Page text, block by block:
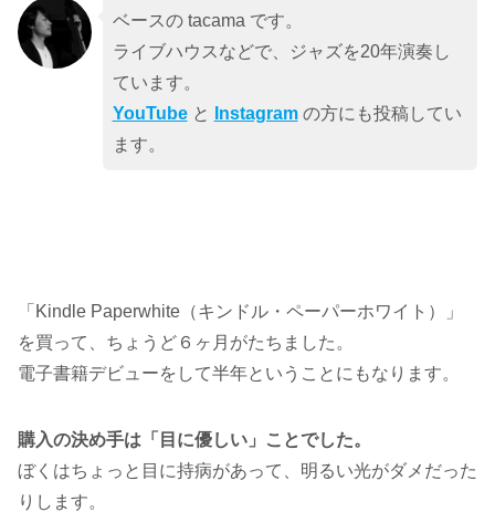
ベースの tacama です。
ライブハウスなどで、ジャズを20年演奏し
ています。
YouTubeと Instagramの方にも投稿してい
ます。
「Kindle Paperwhite（キンドル・ペーパーホワイト）」
を買って、ちょうど６ヶ月がたちました。
電子書籍デビューをして半年ということにもなります。
購入の決め手は「目に優しい」ことでした。
ぼくはちょっと目に持病があって、明るい光がダメだった
りします。